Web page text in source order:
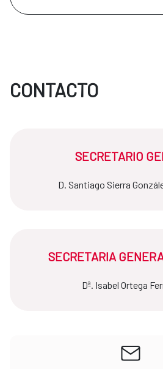
CONTACTO
SECRETARIO
D. Santiago Sierra
SECRETARIA
Dª. Isabel Ortega